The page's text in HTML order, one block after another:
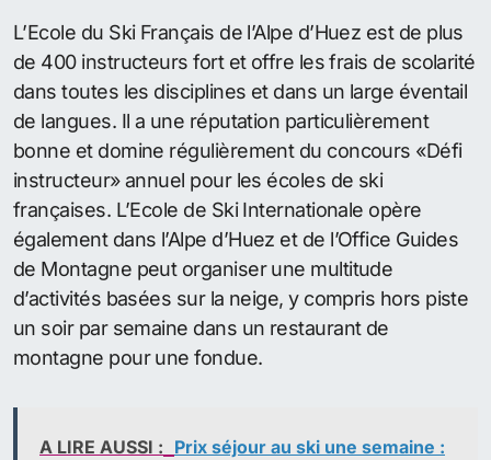
L’Ecole du Ski Français de l’Alpe d’Huez est de plus
de 400 instructeurs fort et offre les frais de scolarité
dans toutes les disciplines et dans un large éventail
de langues. Il a une réputation particulièrement
bonne et domine régulièrement du concours «Défi
instructeur» annuel pour les écoles de ski
françaises. L’Ecole de Ski Internationale opère
également dans l’Alpe d’Huez et de l’Office Guides
de Montagne peut organiser une multitude
d’activités basées sur la neige, y compris hors piste
un soir par semaine dans un restaurant de
montagne pour une fondue.
A LIRE AUSSI : Prix séjour au ski une semaine :